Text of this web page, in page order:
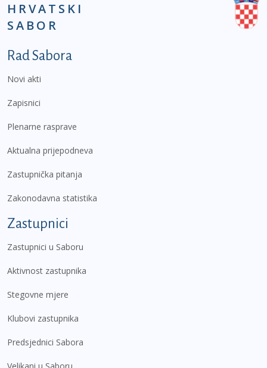
HRVATSKI
SABOR
Podnožje prvi izbornik
Rad Sabora
Novi akti
Zapisnici
Plenarne rasprave
Aktualna prijepodneva
Zastupnička pitanja
Zakonodavna statistika
Zastupnici
Zastupnici u Saboru
Aktivnost zastupnika
Stegovne mjere
Klubovi zastupnika
Predsjednici Sabora